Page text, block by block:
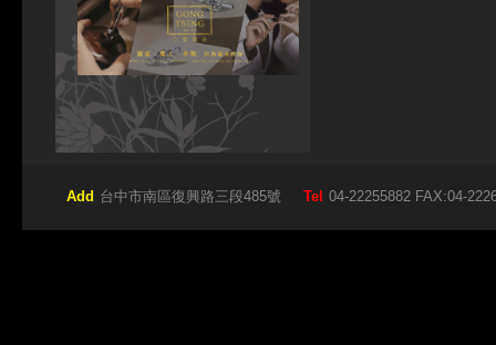
Add 台中市南區復興路三段485號 Tel 04-22255882 FAX:04-